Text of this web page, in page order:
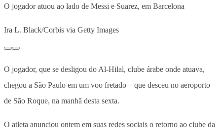
O jogador atuou ao lado de Messi e Suarez, em Barcelona
Ira L. Black/Corbis via Getty Images
O jogador, que se desligou do Al-Hilal, clube árabe onde atuava,
chegou a São Paulo em um voo fretado – que desceu no aeroporto
de São Roque, na manhã desta sexta.
O atleta anunciou ontem em suas redes sociais o retorno ao clube da